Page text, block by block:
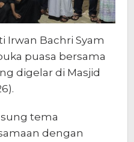
Irwan Bachri Syam
puasa bersama
digelar di Masjid
tema
dengan